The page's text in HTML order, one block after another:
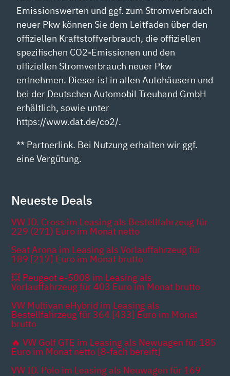
Emissionswerten und ggf. zum Stromverbrauch
neuer Pkw können Sie dem Leitfaden über den
offiziellen Kraftstoffverbrauch, die offiziellen
spezifischen CO2-Emissionen und den
offiziellen Stromverbrauch neuer Pkw
entnehmen. Dieser ist in allen Autohäusern und
bei der Deutschen Automobil Treuhand GmbH
erhältlich, sowie unter
https://www.dat.de/co2/.
** Partnerlink. Bei Nutzung erhalten wir ggf.
eine Vergütung.
Neueste Deals
VW ID. Cross im Leasing als Bestellfahrzeug für
229 (271) Euro im Monat netto
Seat Arona im Leasing als Vorlauffahrzeug für
189 [217] Euro im Monat brutto
💥 Peugeot e-5008 im Leasing als
Vorlauffahrzeug für 403 Euro im Monat brutto
VW Multivan eHybrid im Leasing als
Bestellfahrzeug für 364 [433] Euro im Monat
brutto
🔥 VW Golf GTE im Leasing als Newuagen für 185
Euro im Monat netto [8-fach bereift]
VW ID. Polo im Leasing als Neuwagen für 169